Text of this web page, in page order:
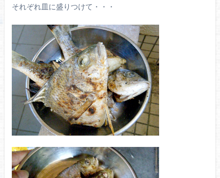
それぞれ皿に盛りつけて・・・